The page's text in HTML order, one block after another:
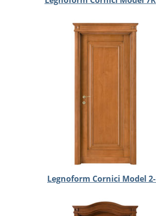
Legnoform Cornici Model 2-